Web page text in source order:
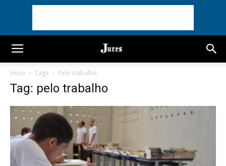
Início Tags Pelo trabalho
Tag: pelo trabalho